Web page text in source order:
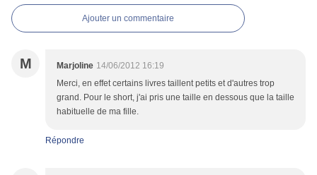
Ajouter un commentaire
M Marjoline 14/06/2012 16:19
Merci, en effet certains livres taillent petits et d'autres trop
grand. Pour le short, j'ai pris une taille en dessous que la taille
habituelle de ma fille.
Répondre